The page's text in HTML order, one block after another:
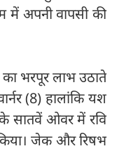
में अपनी वापसी की
भरपूर लाभ उठाते
(8) हालांकि यश
सातवें ओवर में रवि
किया। जेक और रिषभ